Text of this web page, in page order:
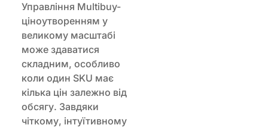
Управління Multibuy-
ціноутворенням у
великому масштабі
може здаватися
складним, особливо
коли один SKU має
кілька цін залежно від
обсягу. Завдяки
чіткому, інтуїтивному